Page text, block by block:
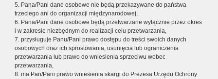
5. Pana/Pani dane osobowe nie będą przekazywane do państwa
trzeciego ani do organizacji międzynarodowej,
6. Pana/Pani dane osobowe będą przetwarzane wyłącznie przez okres
i w zakresie niezbędnym do realizacji celu przetwarzania,
7. przysługuje Panu/Pani prawo dostępu do treści swoich danych
osobowych oraz ich sprostowania, usunięcia lub ograniczenia
przetwarzania lub prawo do wniesienia sprzeciwu wobec
przetwarzania,
8. ma Pan/Pani prawo wniesienia skargi do Prezesa Urzędu Ochrony